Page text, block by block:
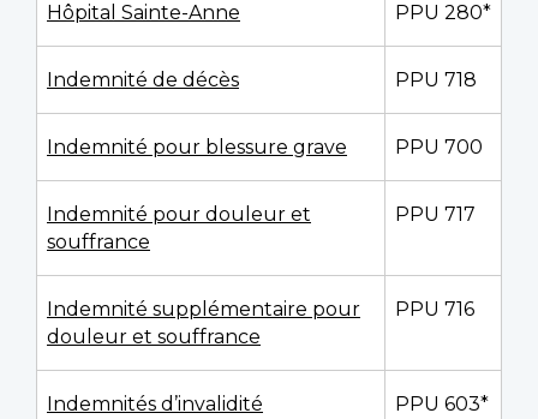
Hôpital Sainte-Anne PPU 280*
Indemnité de décès PPU 718
Indemnité pour blessure grave PPU 700
Indemnité pour douleur et
souffrance
PPU 717
Indemnité supplémentaire pour
douleur et souffrance
PPU 716
Indemnités d’invalidité PPU 603*